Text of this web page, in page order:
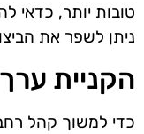
טובות יותר, כדאי
ניתן לשפר את
הקניית
כדי למשוך קהל